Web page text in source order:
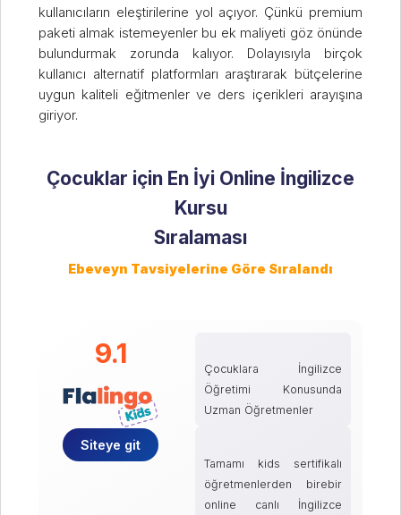
kullanıcıların eleştirilerine yol açıyor. Çünkü premium
paketi almak istemeyenler bu ek maliyeti göz önünde
bulundurmak zorunda kalıyor. Dolayısıyla birçok
kullanıcı alternatif platformları araştırarak bütçelerine
uygun kaliteli eğitmenler ve ders içerikleri arayışına
giriyor.
Çocuklar için En İyi Online İngilizce
Kursu
Sıralaması
9.1
Siteye git
Çocuklara İngilizce
Öğretimi Konusunda
Uzman Öğretmenler
Tamamı kids sertifikalı
öğretmenlerden birebir
online canlı İngilizce